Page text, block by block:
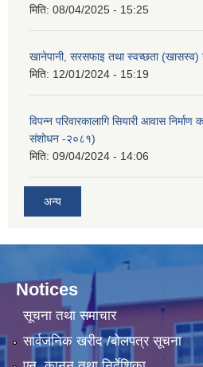
मिति: 08/04/2025 - 15:25
खानेपानी, सरसफाइ तथा स्वच्छता
मिति: 12/01/2024 - 15:19
विपन्न परिवारकालागि सियारी आवास निर्माण
संशोधन -२०८१)
मिति: 09/04/2024 - 14:06
अन्य
Notices
सूचना तथा समाचार
सार्वजनिक खरीद /बोलपत्र सूचना